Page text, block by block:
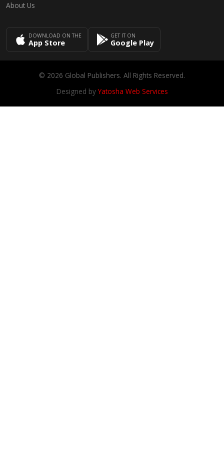
About Us
DOWNLOAD ON THE
App Store
GET IT ON
Google Play
© 2026 Global Publishers. All Rights Reserved.
Designed byYatosha Web Services